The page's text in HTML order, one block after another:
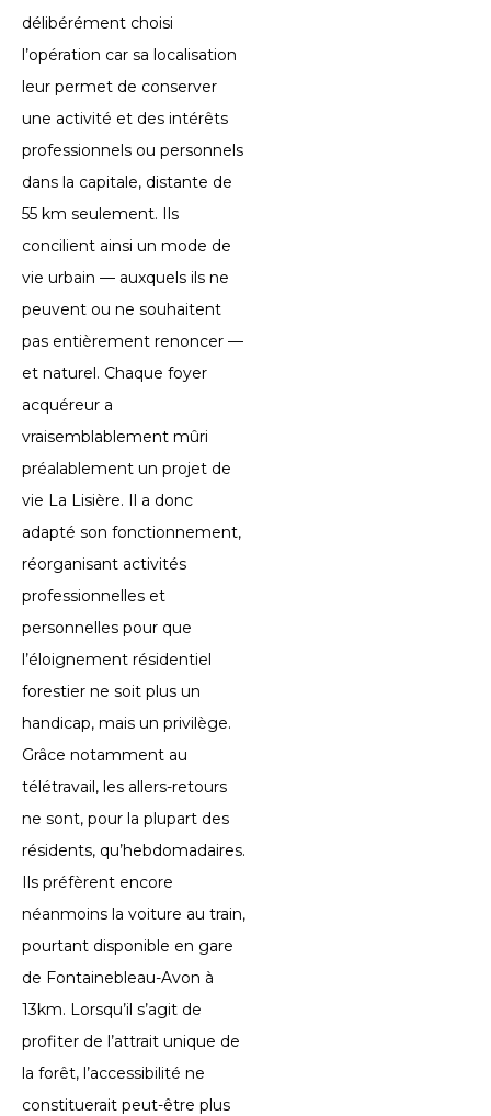
délibérément choisi
l’opération car sa localisation
leur permet de conserver
une activité et des intérêts
professionnels ou personnels
dans la capitale, distante de
55 km seulement. Ils
concilient ainsi un mode de
vie urbain — auxquels ils ne
peuvent ou ne souhaitent
pas entièrement renoncer —
et naturel. Chaque foyer
acquéreur a
vraisemblablement mûri
préalablement un projet de
vie La Lisière. Il a donc
adapté son fonctionnement,
réorganisant activités
professionnelles et
personnelles pour que
l’éloignement résidentiel
forestier ne soit plus un
handicap, mais un privilège.
Grâce notamment au
télétravail, les allers-retours
ne sont, pour la plupart des
résidents, qu’hebdomadaires.
Ils préfèrent encore
néanmoins la voiture au train,
pourtant disponible en gare
de Fontainebleau-Avon à
13km. Lorsqu’il s’agit de
profiter de l’attrait unique de
la forêt, l’accessibilité ne
constituerait peut-être plus